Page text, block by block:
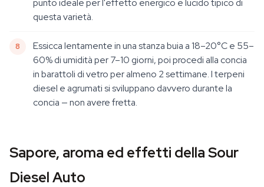
punto ideale per l'effetto energico e lucido tipico di
questa varietà.
Essicca lentamente in una stanza buia a 18–20°C e 55–
60% di umidità per 7–10 giorni, poi procedi alla concia
in barattoli di vetro per almeno 2 settimane. I terpeni
diesel e agrumati si sviluppano davvero durante la
concia — non avere fretta.
Sapore, aroma ed effetti della Sour
Diesel Auto